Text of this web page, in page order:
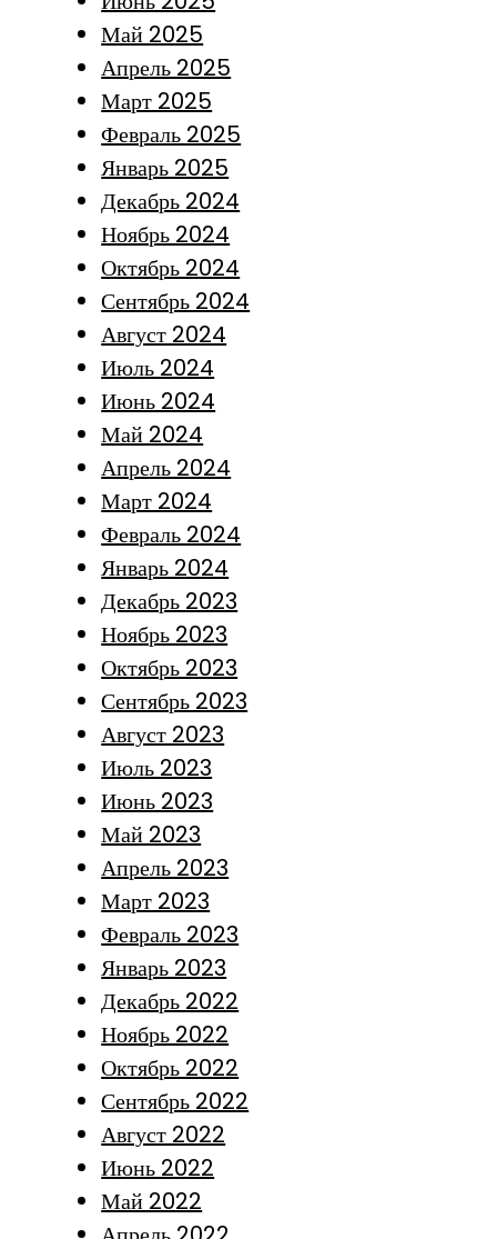
Май 2025
Апрель 2025
Март 2025
Февраль 2025
Январь 2025
Декабрь 2024
Ноябрь 2024
Октябрь 2024
Сентябрь 2024
Август 2024
Июль 2024
Июнь 2024
Май 2024
Апрель 2024
Март 2024
Февраль 2024
Январь 2024
Декабрь 2023
Ноябрь 2023
Октябрь 2023
Сентябрь 2023
Август 2023
Июль 2023
Июнь 2023
Май 2023
Апрель 2023
Март 2023
Февраль 2023
Январь 2023
Декабрь 2022
Ноябрь 2022
Октябрь 2022
Сентябрь 2022
Август 2022
Июнь 2022
Май 2022